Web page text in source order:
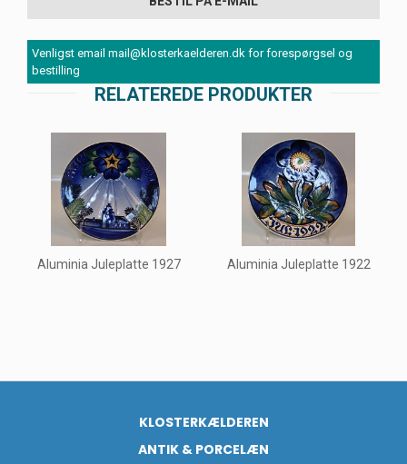
Venligst email mail@klosterkaelderen.dk for forespørgsel og
bestilling
RELATEREDE PRODUKTER
Aluminia Juleplatte 1927 Aluminia Juleplatte 1922
KLOSTERKÆLDEREN
ANTIK & PORCELÆN